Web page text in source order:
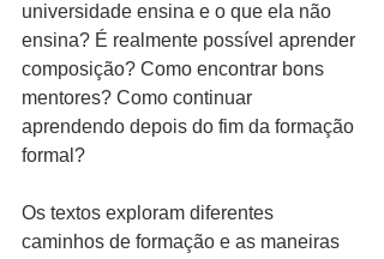
universidade ensina e o que ela não
ensina? É realmente possível aprender
composição? Como encontrar bons
mentores? Como continuar
aprendendo depois do fim da formação
formal?
Os textos exploram diferentes
caminhos de formação e as maneiras